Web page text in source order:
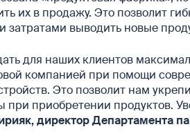
их в продажу. Это позволит
выводить новые
для наших клиентов
компанией при помощи
Это позволит нам
приобретении продуктов.
директор Департамента